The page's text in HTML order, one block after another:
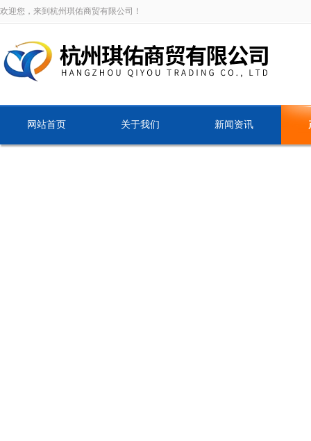
欢迎您，来到杭州琪佑商贸有限公司！
网站首页 关于我们 新闻资讯